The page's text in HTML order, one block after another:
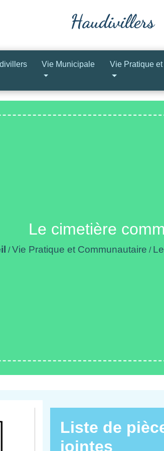
Vie Municipale Vie Pratique
Le cimetière
/Vie Pratique et Communautaire /
Liste de
jointes